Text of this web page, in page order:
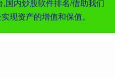
国内炒股软件排名/借助我们
现资产的增值和保值。